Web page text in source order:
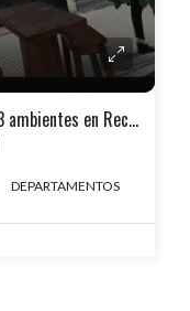
Hermoso departamento en venta de 3 ambientes en Recoleta
DEPARTAMENTOS